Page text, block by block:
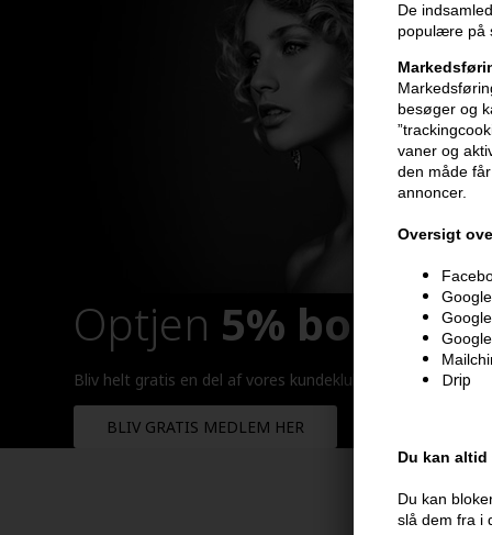
De
populære på
besøger og
vaner og
den måde
annoncer.
Oversigt
Drip
Du kan
Du kan
slå dem fra i
Optjen 5%
Bliv helt gratis en del af vores kundeklub og optjen
BLIV GRATIS MEDLEM HER